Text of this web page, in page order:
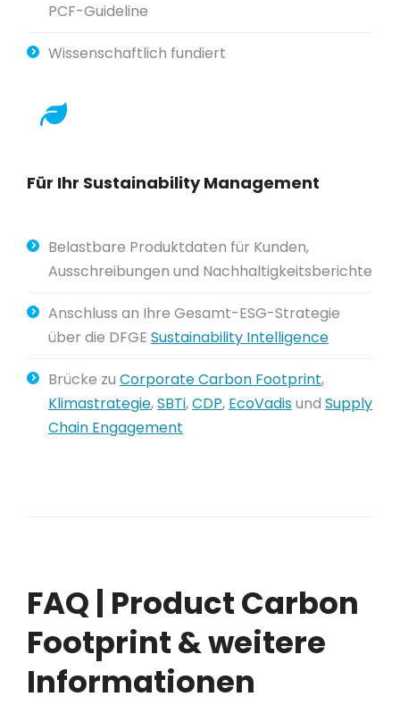
PCF-Guideline
Wissenschaftlich fundiert
Für Ihr Sustainability Management
Belastbare Produktdaten für Kunden,
Ausschreibungen und Nachhaltigkeitsberichte
Anschluss an Ihre Gesamt-ESG-Strategie
über die DFGE Sustainability Intelligence
Brücke zu Corporate Carbon Footprint,
Klimastrategie,SBTi,CDP, EcoVadisund Supply
Chain Engagement
FAQ | Product Carbon
Footprint & weitere
Informationen